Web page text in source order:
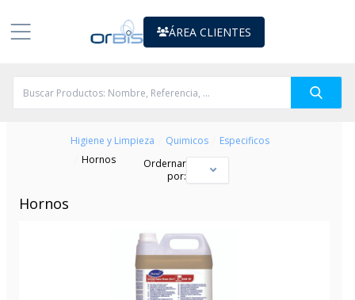
ÁREA CLIENTES
Higiene y Limpieza Quimicos Especificos
Hornos
Ordernar
por:
Hornos